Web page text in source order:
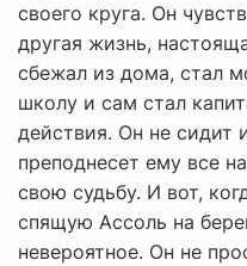
своего круга. Он
другая жизнь,
сбежал из дома, стал
школу и сам стал
действия. Он не сидит
преподнесет ему все
свою судьбу. И вот,
спящую Ассоль на
невероятное. Он не